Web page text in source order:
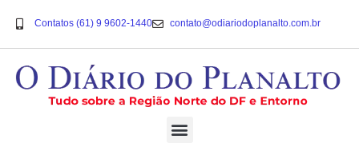
Contatos (61) 9 9602-1440 contato@odiariodoplanalto.com.br